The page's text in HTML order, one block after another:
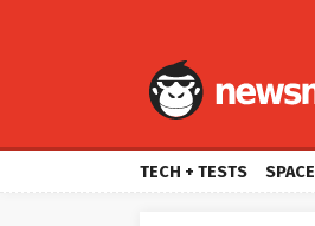
TECH + TESTS SPACE